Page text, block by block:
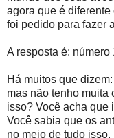
agora que é
foi pedido para fazer
A resposta é:
Há muitos que
mas não tenho muita
isso? Você acha que
Você sabia que os
no meio de tudo